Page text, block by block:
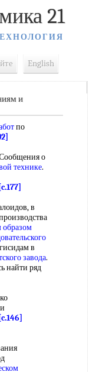
21
English
и
по
о
технике.
[c.177]
в
образом
в
завода.
найти ряд
[c.146]